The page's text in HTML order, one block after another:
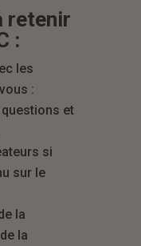
retenir
:
les
:
et
si
sur le
la
la